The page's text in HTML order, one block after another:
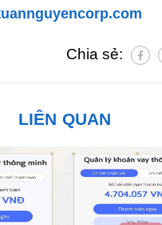
Chia sẻ:
LIÊN QUAN